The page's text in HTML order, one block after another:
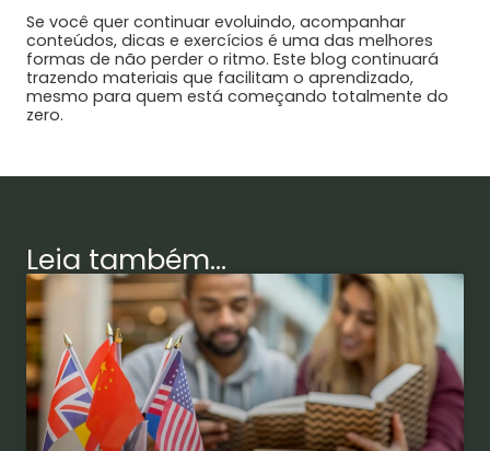
Se você quer continuar evoluindo, acompanhar
conteúdos, dicas e exercícios é uma das melhores
formas de não perder o ritmo. Este blog continuará
trazendo materiais que facilitam o aprendizado,
mesmo para quem está começando totalmente do
zero.
Leia também...